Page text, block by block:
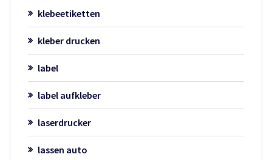
klebeetiketten
kleber drucken
label
label aufkleber
laserdrucker
lassen auto